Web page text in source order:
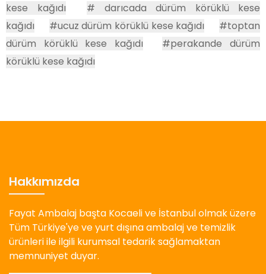
kese kağıdı
# darıcada dürüm körüklü kese
kağıdı
#ucuz dürüm körüklü kese kağıdı
#toptan
dürüm körüklü kese kağıdı
#perakande dürüm
körüklü kese kağıdı
Hakkımızda
Fayat Ambalaj başta Kocaeli ve İstanbul olmak üzere
Tüm Türkiye'ye ve yurt dışına ambalaj ve temizlik
ürünleri ile ilgili kurumsal tedarik sağlamaktan
memnuniyet duyar.